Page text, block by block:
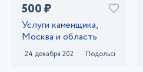
500 ₽
Услуги каменщика,
Москва и область
24 декабря 2020 Подольск